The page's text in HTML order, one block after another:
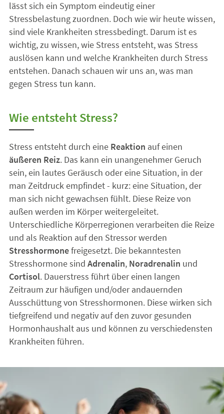
lässt sich ein Symptom eindeutig einer
Stressbelastung zuordnen. Doch wie wir heute wissen,
sind viele Krankheiten stressbedingt. Darum ist es
wichtig, zu wissen, wie Stress entsteht, was Stress
auslösen kann und welche Krankheiten durch Stress
entstehen. Danach schauen wir uns an, was man
gegen Stress tun kann.
Wie entsteht Stress?
Stress entsteht durch eine Reaktion auf einen
äußeren Reiz. Das kann ein unangenehmer Geruch
sein, ein lautes Geräusch oder eine Situation, in der
man Zeitdruck empfindet - kurz: eine Situation, der
man sich nicht gewachsen fühlt. Diese Reize von
außen werden im Körper weitergeleitet.
Unterschiedliche Körperregionen verarbeiten die Reize
und als Reaktion auf den Stressor werden
Stresshormonefreigesetzt. Die bekanntesten
Stresshormone sind Adrenalin, Noradrenalin und
Cortisol. Dauerstress führt über einen langen
Zeitraum zur häufigen und/oder andauernden
Ausschüttung von Stresshormonen. Diese wirken sich
tiefgreifend und negativ auf den zuvor gesunden
Hormonhaushalt aus und können zu verschiedensten
Krankheiten führen.